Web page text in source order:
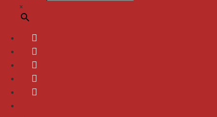
×